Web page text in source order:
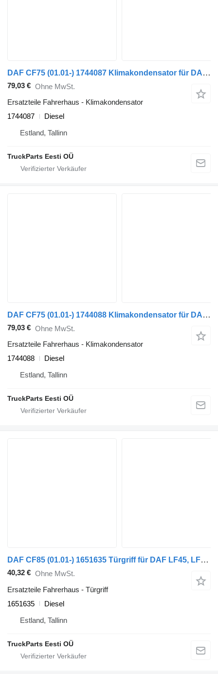
DAF CF75 (01.01-) 1744087 Klimakondensator für DAF LF45, LF55, LF180, CF65, CF75, CF85 (2001-) Sattelzugmaschine
79,03 € Ohne MwSt.
Ersatzteile Fahrerhaus - Klimakondensator
1744087
Diesel
Estland, Tallinn
TruckParts Eesti OÜ
DAF CF75 (01.01-) 1744088 Klimakondensator für DAF LF45, LF55, LF180, CF65, CF75, CF85 (2001-) Sattelzugmaschine
79,03 € Ohne MwSt.
Ersatzteile Fahrerhaus - Klimakondensator
1744088
Diesel
Estland, Tallinn
TruckParts Eesti OÜ
DAF CF85 (01.01-) 1651635 Türgriff für DAF LF45, LF55, LF180, CF65, CF75, CF85 (2001-) Sattelzugmaschine
40,32 € Ohne MwSt.
Ersatzteile Fahrerhaus - Türgriff
1651635
Diesel
Estland, Tallinn
TruckParts Eesti OÜ